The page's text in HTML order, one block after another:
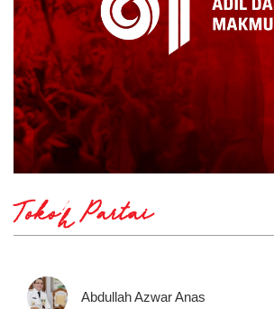
Tokoh Partai
Abdullah Azwar Anas